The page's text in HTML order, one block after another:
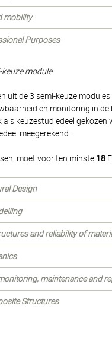
mobility
Purposes
keuze module
uit de 3 semi-keuze
en monitoring in
keuzestudiedeel
meegerekend.
moet voor ten minste 18
Design
and reliability of
maintenance and
Structures